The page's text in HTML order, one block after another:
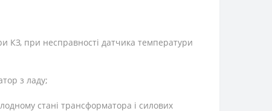
КЗ, при несправності датчика температури
з ладу;
стані трансформатора і силових